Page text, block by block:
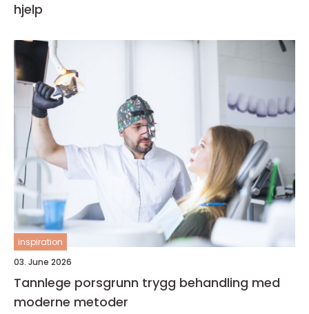
hjelp
inspiration
03. June 2026
Tannlege porsgrunn trygg behandling med
moderne metoder